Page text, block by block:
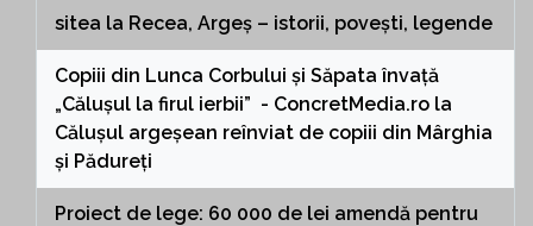
sitea la Recea, Argeș – istorii, povești, legende
Copiii din Lunca Corbului și Săpata învață
„Călușul la firul ierbii” - ConcretMedia.ro la
Călușul argeșean reînviat de copiii din Mârghia
și Pădureți
Proiect de lege: 60 000 de lei amendă pentru